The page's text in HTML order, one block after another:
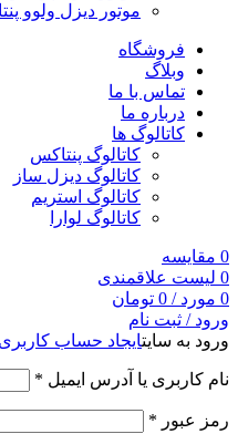
موتور دیزل ولوو پنتا
فروشگاه
وبلاگ
تماس با ما
درباره ما
کاتالوگ ها
کاتالوگ پنتاکس
کاتالوگ دیزل ساز
کاتالوگ استریم
کاتالوگ لوارا
0 مقایسه
0 لیست علاقمندی
0 مورد /
0 تومان
ورود / ثبت نام
ورود به سایتایجاد حساب کاربری
نام کاربری یا آدرس ایمیل *
رمز عبور *